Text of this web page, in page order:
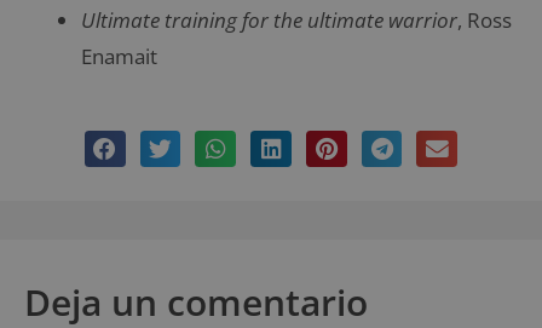
Ultimate training for the ultimate warrior, Ross
Enamait
Deja un comentario